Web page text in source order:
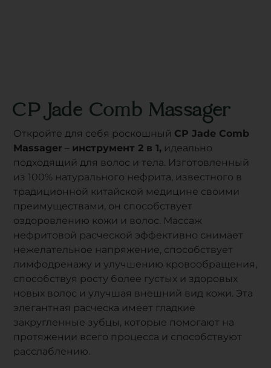
CP Jade Comb Massager
Откройте для себя роскошный CP Jade Comb
Massager – инструмент 2 в 1, идеально
подходящий для волос и тела. Изготовленный
из 100% натурального нефрита, известного в
традиционной китайской медицине своими
преимуществами, он способствует
оздоровлению кожи и волос. Массаж
нефритовой расческой эффективно снимает
нежелательное напряжение, способствует
лимфодренажу и улучшению кровообращения,
способствуя росту более густых и здоровых
новых волос и улучшая внешний вид кожи. Эта
элегантная расческа имеет гладкие
закругленные зубцы, которые помогают на
протяжении всего процесса и способствуют
расслаблению.